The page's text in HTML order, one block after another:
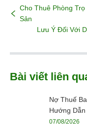
Cho Thuê Phòng
Sản
Lưu Ý Đối Với
Bài viết liên
Nợ Thuế
Hướng
07/08/2026